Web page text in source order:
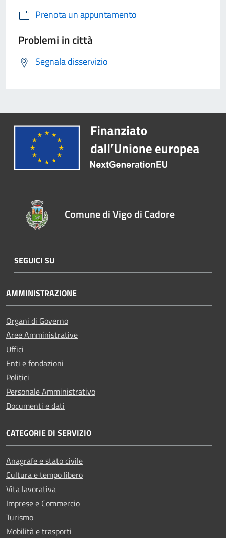
Prenota un appuntamento
Problemi in città
Segnala disservizio
Comune di Vigo di Cadore
SEGUICI SU
AMMINISTRAZIONE
Organi di Governo
Aree Amministrative
Uffici
Enti e fondazioni
Politici
Personale Amministrativo
Documenti e dati
CATEGORIE DI SERVIZIO
Anagrafe e stato civile
Cultura e tempo libero
Vita lavorativa
Imprese e Commercio
Turismo
Mobilità e trasporti